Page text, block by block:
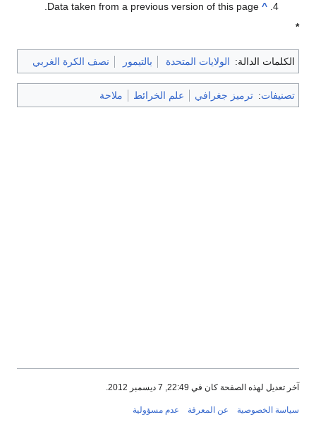
^
Data taken from a previous version of this page.
*
الكلمات الدالة: الولايات المتحدة بالتيمور نصف الكرة الغربي
تصنيفات: ترميز جغرافي علم الخرائط ملاحة
آخر تعديل لهذه الصفحة كان في 22:49, 7 ديسمبر 2012.
سياسة الخصوصية عن المعرفة عدم مسؤولية